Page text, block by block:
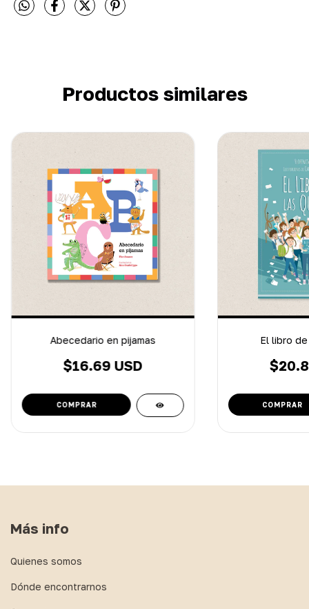
Productos similares
Abecedario en pijamas
$16.69 USD
El libro
Más info
Quienes somos
Dónde encontrarnos